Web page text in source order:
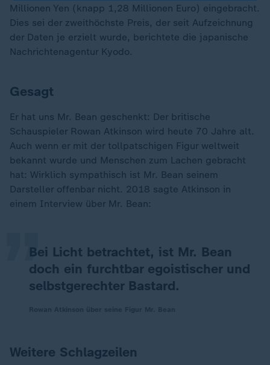
Millionen Yen (knapp 1,28 Millionen Euro) eingebracht.
Dies sei der zweithöchste Preis, der seit Aufzeichnung
der Daten je erzielt wurde, berichtete die japanische
Nachrichtenagentur Kyodo.
Gesagt
Er hat uns Mr. Bean geschenkt: Der britische
Schauspieler Rowan Atkinson wird heute 70 Jahre alt.
Auch wenn er mit der tollpatschigen Figur weltweit
bekannt wurde und Menschen zum Lachen gebracht
hat: Wirklich sympathisch ist Mr. Bean seinem
Darsteller offenbar nicht. 2018 sagte Atkinson in
einem Interview über Mr. Bean:
Bei Licht betrachtet, ist Mr. Bean
doch ein furchtbar egoistischer und
selbstgerechter Bastard.
„
Weitere Schlagzeilen